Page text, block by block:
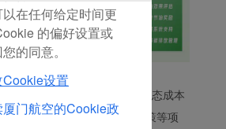
行计划，开展灵活高度层、动态成本
化、实施5%不可预期燃油政策等项
在任何给定时间更
的偏好设置或
的同意。
设置
厦门航空的Cookie政